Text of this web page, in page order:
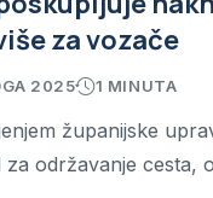
za vozače
2025 1 MINUTA
županijske
održavanje cesta,